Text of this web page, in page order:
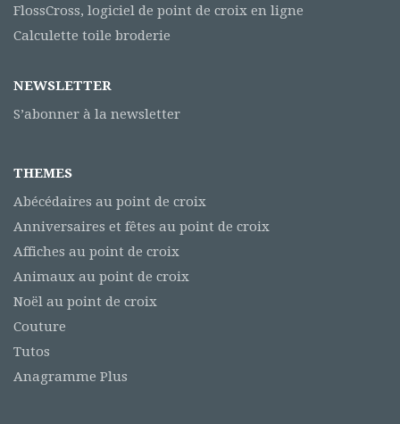
FlossCross, logiciel de point de croix en ligne
Calculette toile broderie
NEWSLETTER
S’abonner à la newsletter
THEMES
Abécédaires au point de croix
Anniversaires et fêtes au point de croix
Affiches au point de croix
Animaux au point de croix
Noël au point de croix
Couture
Tutos
Anagramme Plus